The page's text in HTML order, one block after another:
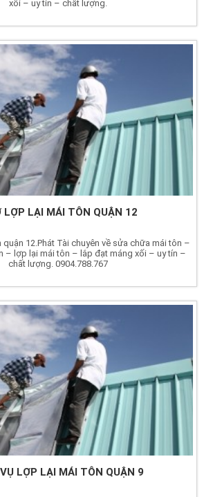
xối – uy tín – chất lượng.
LỢP LẠI MÁI TÔN QUẬN 12
12.Phát Tài chuyên về sửa chữa mái tôn –
– lợp lại mái tôn – lắp đạt máng xối – uy tín –
chất lượng. 0904.788.767
LỢP LẠI MÁI TÔN QUẬN 9